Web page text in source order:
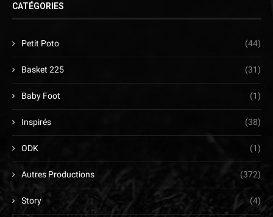
CATÉGORIES
Petit Poto (44)
Basket 225 (31)
Baby Foot (1)
Inspirés (38)
ODK (1)
Autres Productions (372)
Story (4)